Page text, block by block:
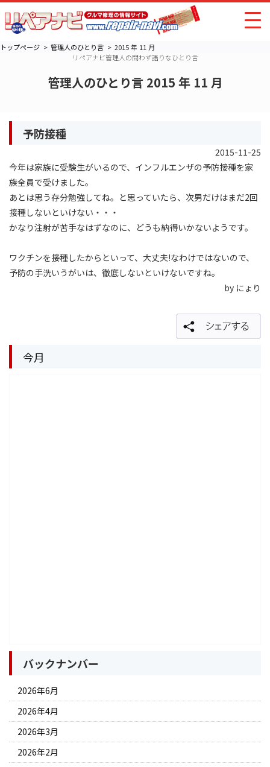
トップページ 管理人のひとり言
2015 年 11 月
リペアナビ管理人の問わず語りなひとり言
管理人のひとり言 2015 年 11 月
予防接種
2015-11-25
今年は家族に受験生がいるので、インフルエンザの予防接種を家
族全員で受けました。
あとは思う存分勉強してね。と思っていたら、次男だけはまだ2回
接種しないといけない・・・
かなり注射が苦手なはずなのに、どうも納得いかないようです。
ワクチンを接種したからといって、大丈夫!なわけではないので、
予防の手洗いうがいは、徹底しないといけないですね。
by にょり
今月
バックナンバー
2026年6月
2026年4月
2026年3月
2026年2月